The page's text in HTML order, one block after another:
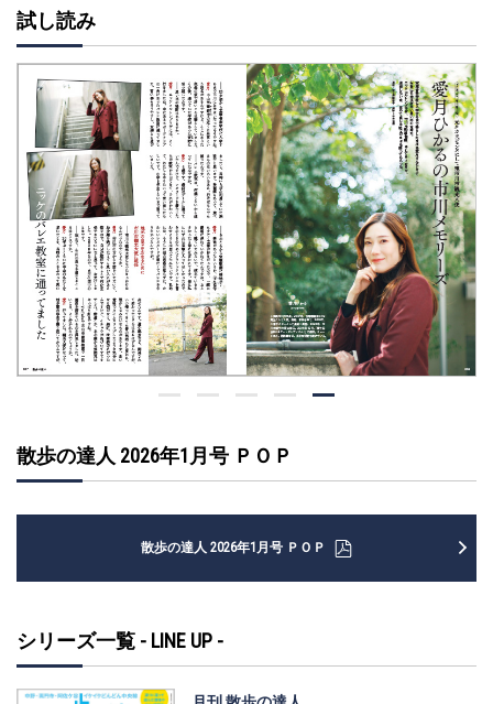
試し読み
散歩の達人 2026年1月号 ＰＯＰ
散歩の達人 2026年1月号 ＰＯＰ
シリーズ一覧 - LINE UP -